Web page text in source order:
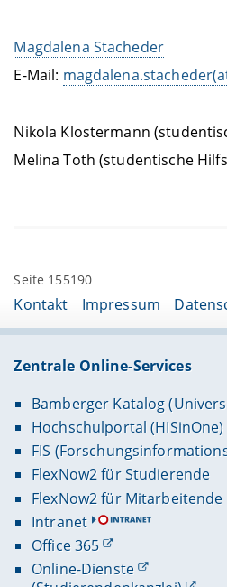
Magdalena Stacheder
E-Mail:
Nikola Klostermann
Melina Toth (studentische
Seite 155190
Kontakt Impressum
Zentrale Online-Services
Bamberger Katalog
Hochschulportal (HISinOne)
FIS
FlexNow2 für Studierende
FlexNow2 für Mitarbeitende
Intranet
Office 365
Online-Dienste